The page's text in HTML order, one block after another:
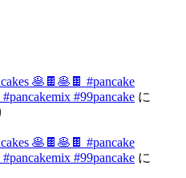
🥞🍫🥞🍫 #pancake
#99pancake に
🥞🍫🥞🍫 #pancake
#99pancake に